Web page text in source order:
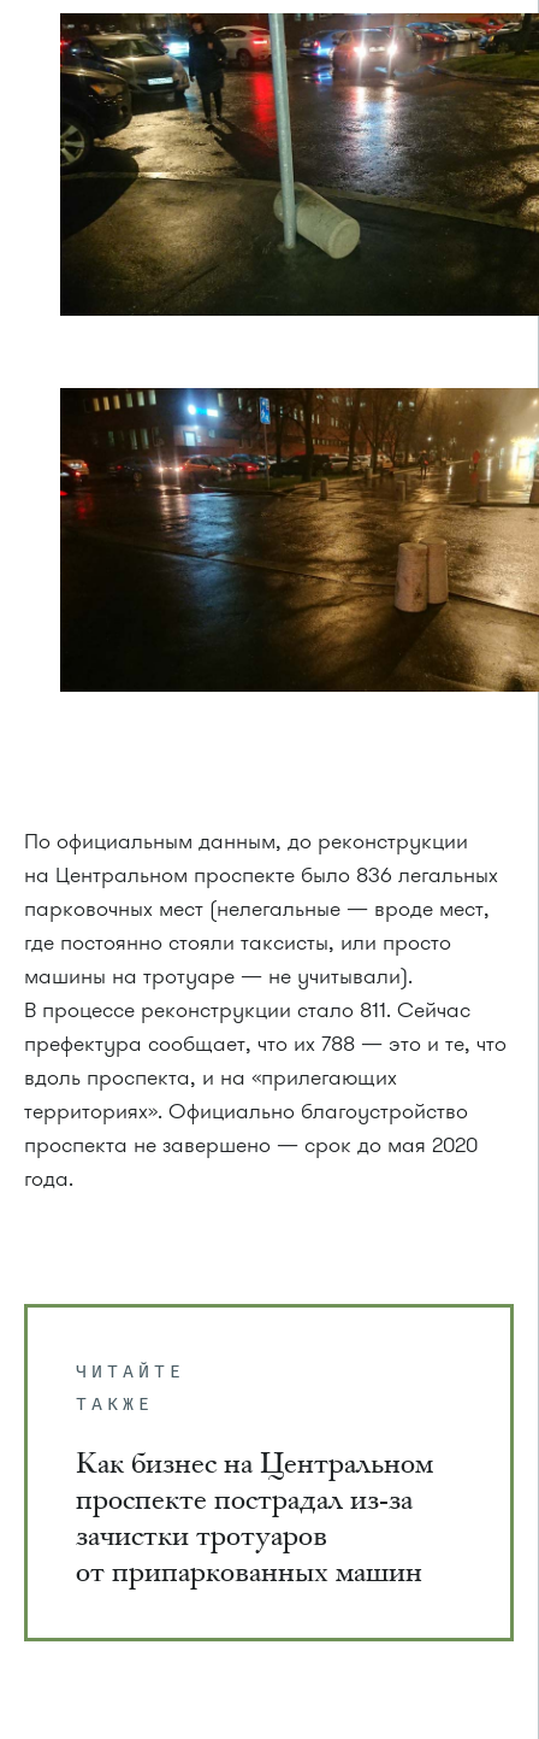
По официальным данным, до реконструкции
на Центральном проспекте было 836 легальных
парковочных мест (нелегальные — вроде мест,
где постоянно стояли таксисты, или просто
машины на тротуаре — не учитывали).
В процессе реконструкции стало 811. Сейчас
префектура сообщает, что их 788 — это и те, что
вдоль проспекта, и на «прилегающих
территориях». Официально благоустройство
проспекта не завершено — срок до мая 2020
года.
ЧИТАЙТЕ
ТАКЖЕ
Как бизнес на Центральном
проспекте пострадал из-за
зачистки тротуаров
от припаркованных машин